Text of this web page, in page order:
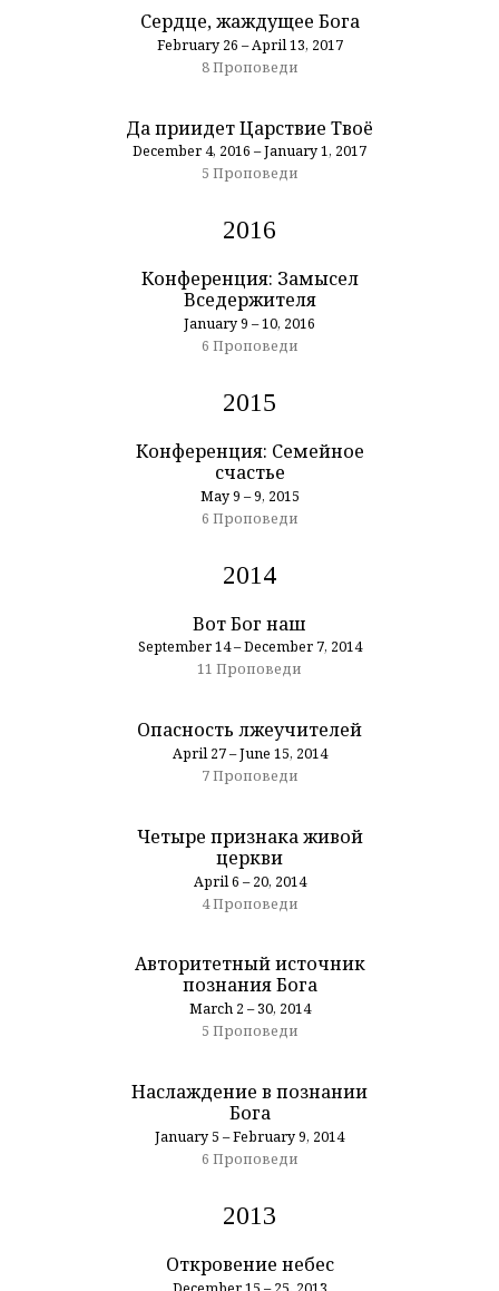
Сердце, жаждущее Бога
February 26 – April 13, 2017
8 Проповеди
Да приидет Царствие Твоё
December 4, 2016 – January 1, 2017
5 Проповеди
2016
Конференция: Замысел
Вседержителя
January 9 – 10, 2016
6 Проповеди
2015
Конференция: Семейное
счастье
May 9 – 9, 2015
6 Проповеди
2014
Вот Бог наш
September 14 – December 7, 2014
11 Проповеди
Опасность лжеучителей
April 27 – June 15, 2014
7 Проповеди
Четыре признака живой
церкви
April 6 – 20, 2014
4 Проповеди
Авторитетный источник
познания Бога
March 2 – 30, 2014
5 Проповеди
Наслаждение в познании
Бога
January 5 – February 9, 2014
6 Проповеди
2013
Откровение небес